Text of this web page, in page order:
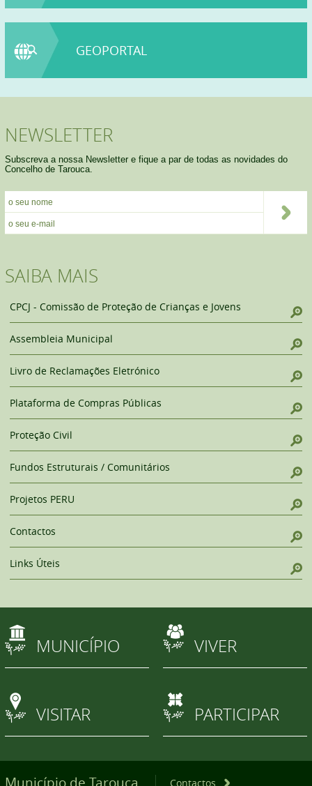
GEOPORTAL
NEWSLETTER
Subscreva a nossa Newsletter e fique a par de todas as novidades do
Concelho de Tarouca.
SAIBA MAIS
CPCJ - Comissão de Proteção de Crianças e Jovens
Assembleia Municipal
Livro de Reclamações Eletrónico
Plataforma de Compras Públicas
Proteção Civil
Fundos Estruturais / Comunitários
Projetos PERU
Contactos
Links Úteis
MUNICÍPIO VIVER
VISITAR PARTICIPAR
Contactos